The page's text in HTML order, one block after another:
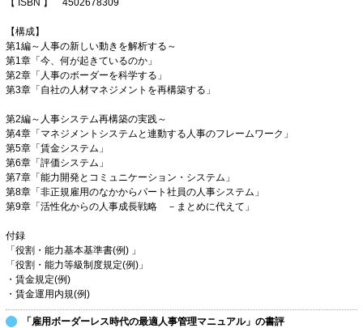
【 ISBN 】 4502678309
【構成】
第1編～人事の新しい動きを解析する～
第1章「今、何が起きているのか」
第2章「人事のボーダーを科学する」
第3章「自社の人材マネジメントを再構築する」
第2編～人事システム再構築の実践～
第4章「マネジメントシステムと連動する人事のフレームワーク」
第5章「賃金システム」
第6章「評価システム」
第7章「能力開発とコミュニケーション・システム」
第8章「非正規雇用のなかからパート社員の人事システム」
第9章「活性化からの人事成長戦略 －まとめに代えて」
付録
「役割・能力基本基準書(例) 」
「役割・能力等級制度規定(例)」
・賃金規定(例)
・賃金運用内規(例)
「雇用ボーダーレス時代の最適人事管理マニュアル」の書評